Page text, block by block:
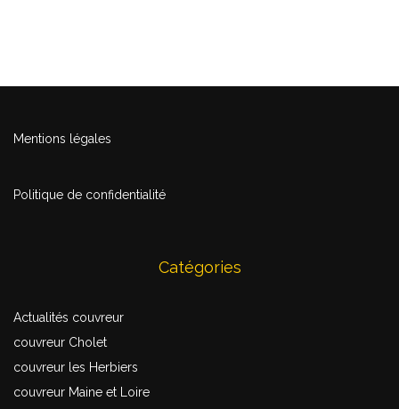
Mentions légales
Politique de confidentialité
Catégories
Actualités couvreur
couvreur Cholet
couvreur les Herbiers
couvreur Maine et Loire